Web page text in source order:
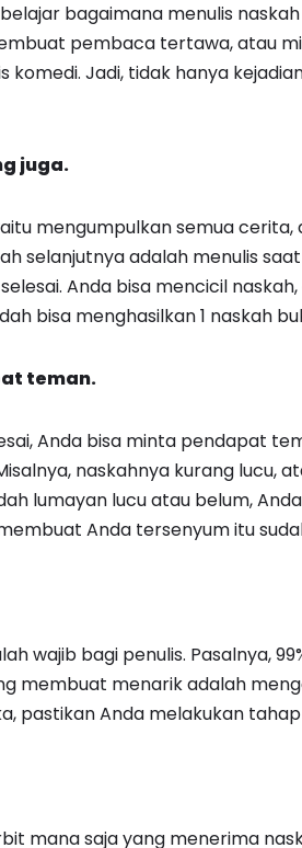
bagaimana menulis
pembaca tertawa, atau
komedi. Jadi, tidak hanya
juga.
mengumpulkan semua
selanjutnya adalah menulis
Anda bisa mencicil
bisa menghasilkan 1 naskah
teman.
Anda bisa minta pendapat
naskahnya kurang lucu,
lumayan lucu atau belum,
Anda tersenyum itu
wajib bagi penulis. Pasalnya,
membuat menarik adalah
pastikan Anda melakukan
mana saja yang menerima